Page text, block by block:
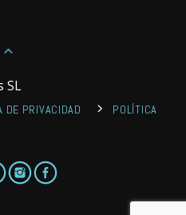
SL
DE PRIVACIDAD
POLÍTICA